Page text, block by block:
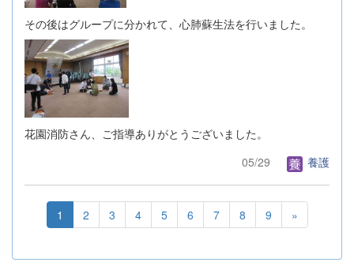
その後はグループに分かれて、心肺蘇生法を行いました。
花園消防さん、ご指導ありがとうございました。
05/29
養護
1 2 3 4 5 6 7 8 9 »